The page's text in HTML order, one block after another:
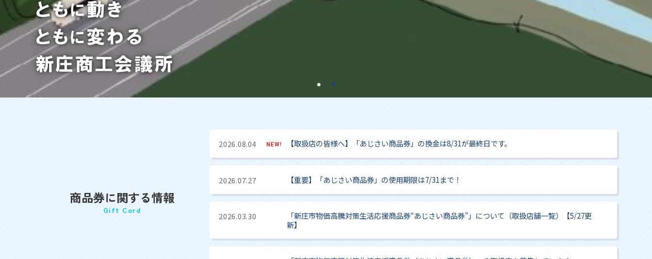
商品券に関する情報
2026.08.04 NEW! 【取扱店の皆様へ】「あじさい商品券」の換金は8/31が最終日です。
2026.07.27 【重要】「あじさい商品券」の使用期限は7/31まで！
2026.03.30
「新庄市物価高騰対策生活応援商品券“あじさい商品券”」について（取扱店舗一覧）【5/27更
新】